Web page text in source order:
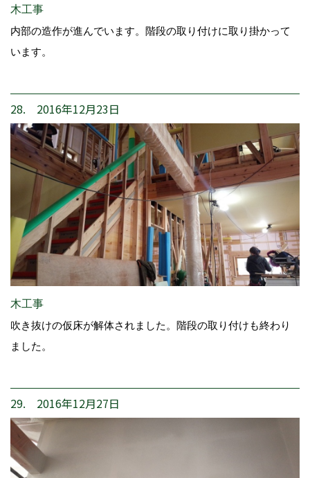
木工事
内部の造作が進んでいます。階段の取り付けに取り掛かって
います。
28. 2016年12月23日
木工事
吹き抜けの仮床が解体されました。階段の取り付けも終わり
ました。
29. 2016年12月27日